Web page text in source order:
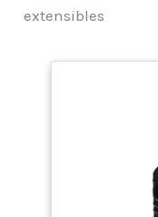
extensibles